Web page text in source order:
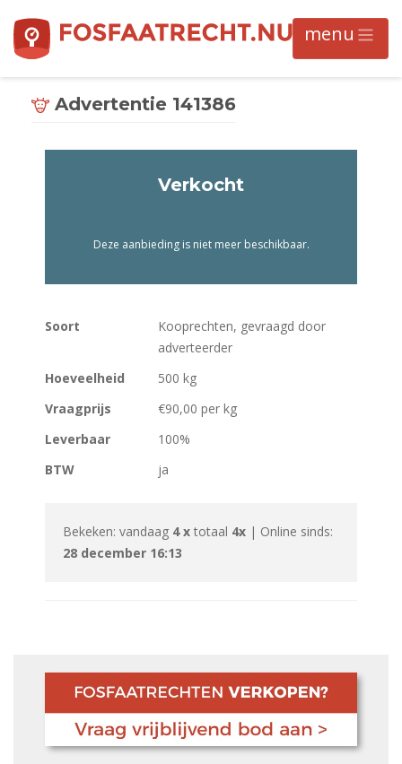
Advertentie 141386
Soort
Kooprechten, gevraagd door
adverteerder
Hoeveelheid
500 kg
Vraagprijs
€90,00 per kg
Leverbaar
100%
BTW
ja
Bekeken: vandaag 4 x totaal 4x | Online sinds:
28 december 16:13
Verkocht
Deze aanbieding is niet meer beschikbaar.